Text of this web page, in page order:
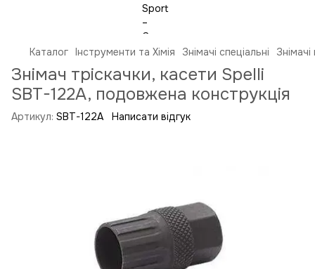
Каталог Інструменти та Хімія Знімачі спеціальні
Знімач тріскачки, касети Spelli
SBT-122A, подовжена конструкція
Артикул: SBT-122A Написати відгук